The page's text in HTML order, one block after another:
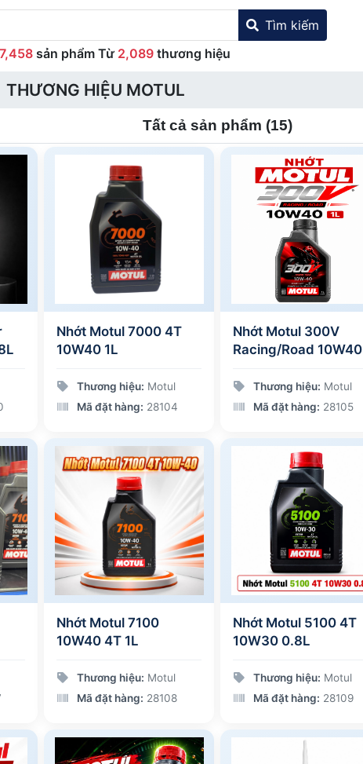
Tìm kiếm
sản phẩm Từ 2,089 thương hiệu
THƯƠNG HIỆU MOTUL
Tất cả sản phẩm (15)
Nhớt Motul 7000 4T
10W40 1L
Thương hiệu: Motul
Mã đặt hàng: 28104
Nhớt Motul 300V
Racing/Road 10W40
Thương hiệu: Motul
Mã đặt hàng: 28105
Nhớt Motul 7100
10W40 4T 1L
Thương hiệu: Motul
Mã đặt hàng: 28108
Nhớt Motul 5100 4T
10W30 0.8L
Thương hiệu: Motul
Mã đặt hàng: 28109